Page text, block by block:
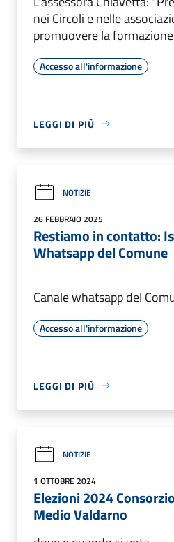
nei Circoli e nelle
promuovere la
Accesso all'informazione
LEGGI DI PIÙ
NOTIZIE
26 FEBBRAIO 2025
Restiamo in contatto:
Whatsapp del Comune
Canale whatsapp del
Accesso all'informazione
LEGGI DI PIÙ
NOTIZIE
1 OTTOBRE 2024
Elezioni 2024
Medio Valdarno